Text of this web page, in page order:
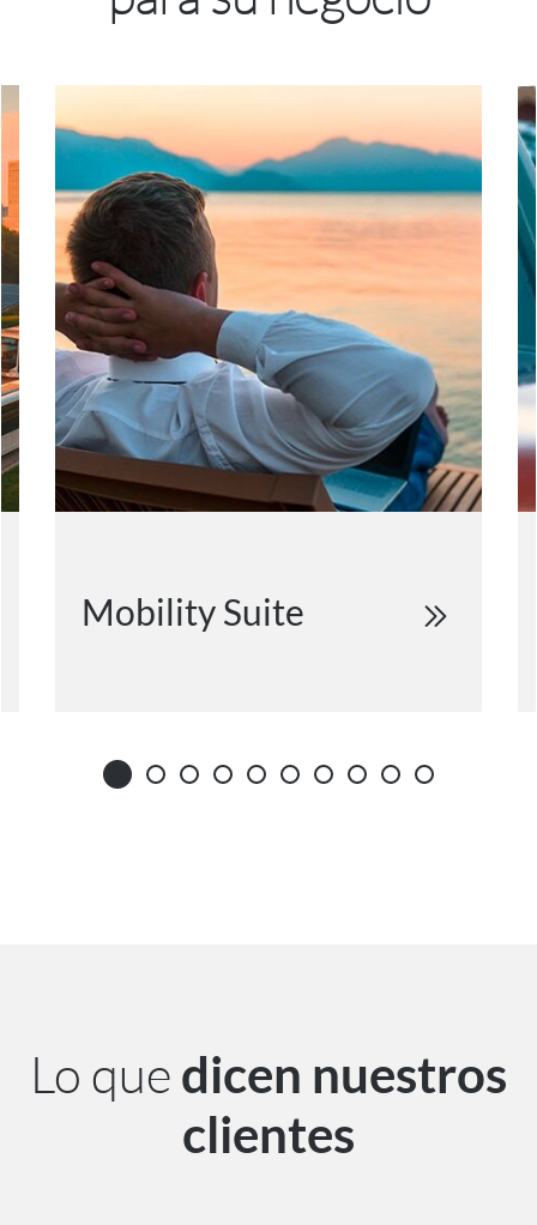
Mobility Suite
Lo que dicen nuestros
clientes